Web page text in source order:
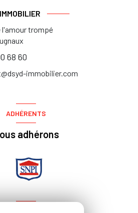
l'amour trompé
68 60
immobilier.com
ADHÉRENTS
adhérons